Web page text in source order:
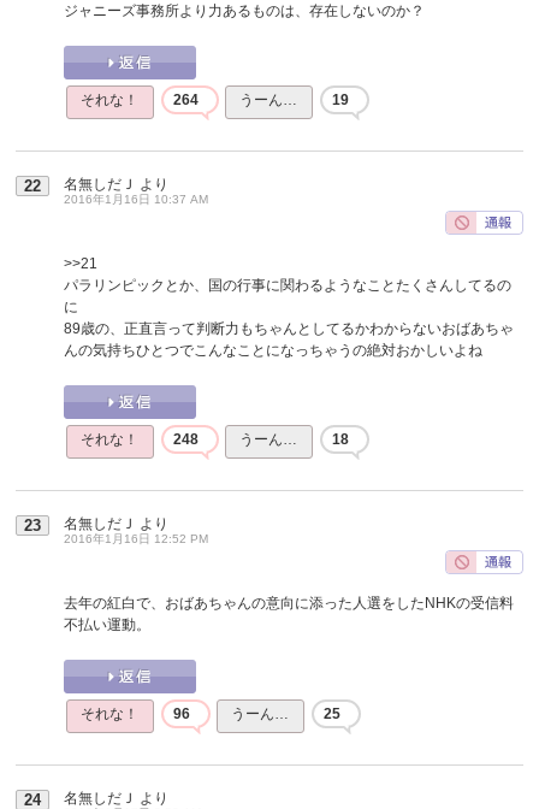
ジャニーズ事務所より力あるものは、存在しないのか？
それな！ 264 うーん… 19
22 名無しだＪ より
2016年1月16日 10:37 AM
>>21
パラリンピックとか、国の行事に関わるようなことたくさんしてるの
に
89歳の、正直言って判断力もちゃんとしてるかわからないおばあちゃ
んの気持ちひとつでこんなことになっちゃうの絶対おかしいよね
それな！ 248 うーん… 18
23 名無しだＪ より
2016年1月16日 12:52 PM
去年の紅白で、おばあちゃんの意向に添った人選をしたNHKの受信料
不払い運動。
それな！ 96 うーん… 25
24 名無しだＪ より